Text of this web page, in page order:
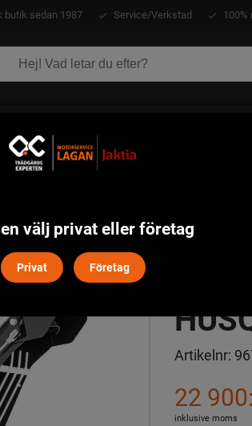
butik sedan 1987 Service/Verkstad 100%
Snöslunga 300-serien
Artikelnr:
22
inklusive moms
välj privat eller företag
Privat Företag